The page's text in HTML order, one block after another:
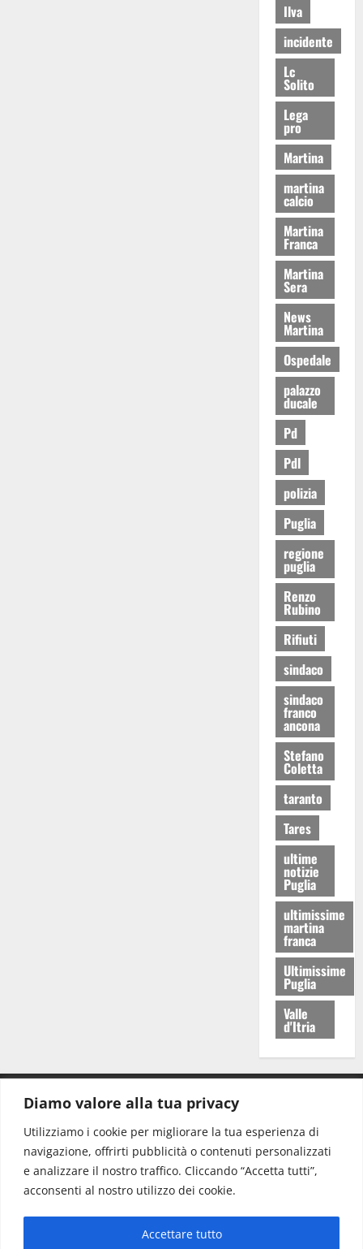
Diamo valore alla tua privacy
Utilizziamo i cookie per migliorare la tua esperienza di
navigazione, offrirti pubblicità o contenuti personalizzati
e analizzare il nostro traffico. Cliccando “Accetta tutti”,
acconsenti al nostro utilizzo dei cookie.
Accettare tutto
Ilva
incidente
Lc
Solito
Lega
pro
Martina
martina
calcio
Martina
Franca
Martina
Sera
News
Martina
Ospedale
palazzo
ducale
Pd
Pdl
polizia
Puglia
regione
puglia
Renzo
Rubino
Rifiuti
sindaco
sindaco
franco
ancona
Stefano
Coletta
taranto
Tares
ultime
notizie
Puglia
ultimissime
martina
franca
Ultimissime
Puglia
Valle
d'Itria
Redazione: redazione@www.martinasera.it
Direttore:direttore@www.martinasera.it
Info & Commerciale:info@www.martinasera.it